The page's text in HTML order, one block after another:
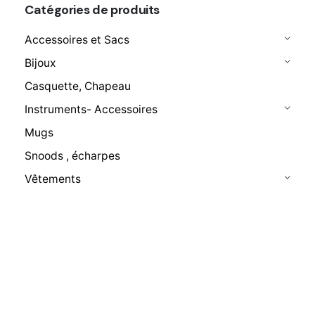
Catégories de produits
Accessoires et Sacs
Bijoux
Casquette, Chapeau
Instruments- Accessoires
Mugs
Snoods , écharpes
Vêtements